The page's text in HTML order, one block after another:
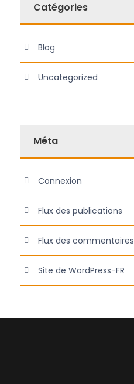
Catégories
Blog
Uncategorized
Méta
Connexion
Flux des publications
Flux des commentaires
Site de WordPress-FR